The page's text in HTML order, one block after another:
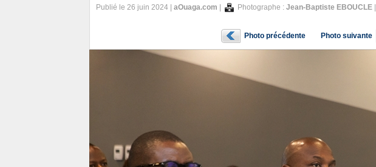
Publié le 26 juin 2024 | aOuaga.com Photographe : Jean-Baptiste EBOUCLE
Photo précédente Photo suivante